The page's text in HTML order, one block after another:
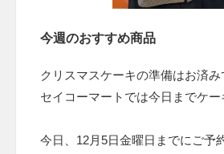
今週のおすすめ商品
クリスマスケーキの準備はお済み
セイコーマートでは今日までケ
今日、12月5日金曜日までにご予